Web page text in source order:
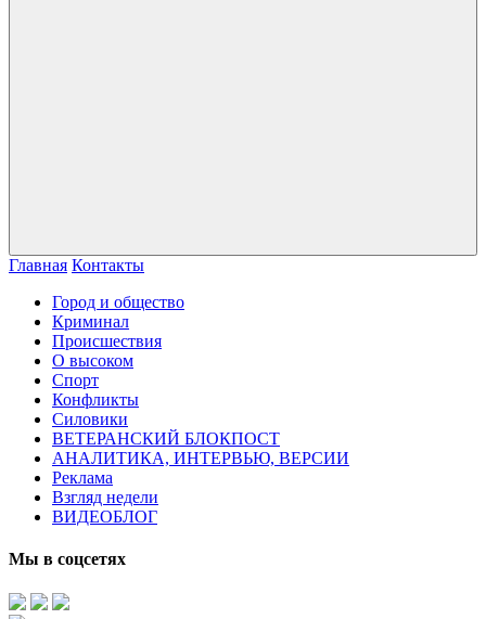
Главная Контакты
Город и общество
Криминал
Происшествия
О высоком
Спорт
Конфликты
Силовики
ВЕТЕРАНСКИЙ БЛОКПОСТ
АНАЛИТИКА, ИНТЕРВЬЮ, ВЕРСИИ
Реклама
Взгляд недели
ВИДЕОБЛОГ
Мы в соцсетях